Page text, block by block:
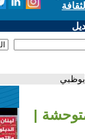
أسماك متوحشة |